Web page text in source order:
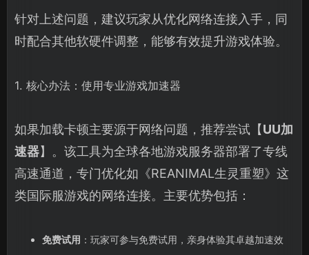
针对上述问题，建议玩家从优化网络连接入手，同
时配合其他软硬件调整，能够有效提升游戏体验。
1. 核心办法：使用专业游戏加速器
如果加载卡顿主要源于网络问题，推荐尝试【UU加
速器】。该工具为全球各地游戏服务器部署了专线
高速通道，专门优化如《REANIMAL生灵重塑》这
类国际服游戏的网络连接。主要优势包括：
免费试用 ：玩家可参与免费试用，亲身体验其卓越加速效